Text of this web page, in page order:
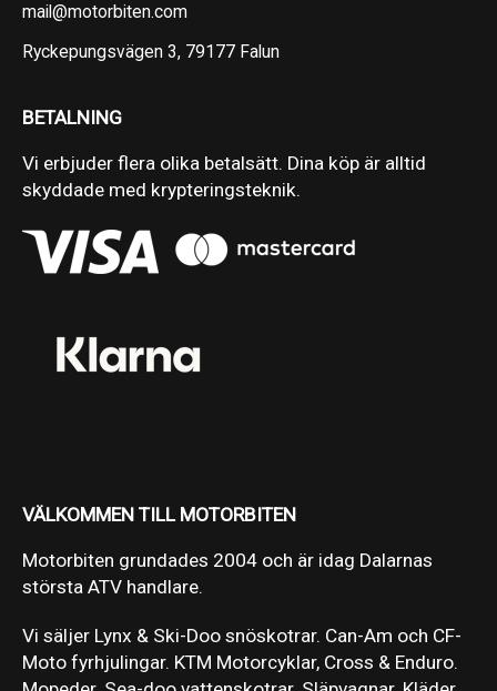
mail@motorbiten.com
Ryckepungsvägen 3, 79177 Falun
BETALNING
Vi erbjuder flera olika betalsätt. Dina köp är alltid
skyddade med krypteringsteknik.
VÄLKOMMEN TILL MOTORBITEN
Motorbiten grundades 2004 och är idag Dalarnas
största ATV handlare.
Vi säljer Lynx & Ski-Doo snöskotrar. Can-Am och CF-
Moto fyrhjulingar. KTM Motorcyklar, Cross & Enduro.